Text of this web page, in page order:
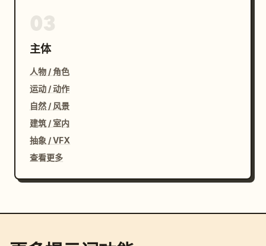
主体
人物 / 角色
运动 / 动作
自然 / 风景
建筑 / 室内
抽象 / VFX
查看更多